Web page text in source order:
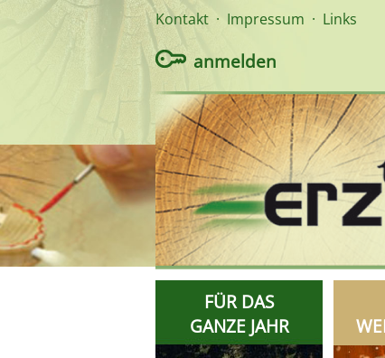
Kontakt · Impressum · Links
anmelden
FÜR DAS
GANZE JAHR